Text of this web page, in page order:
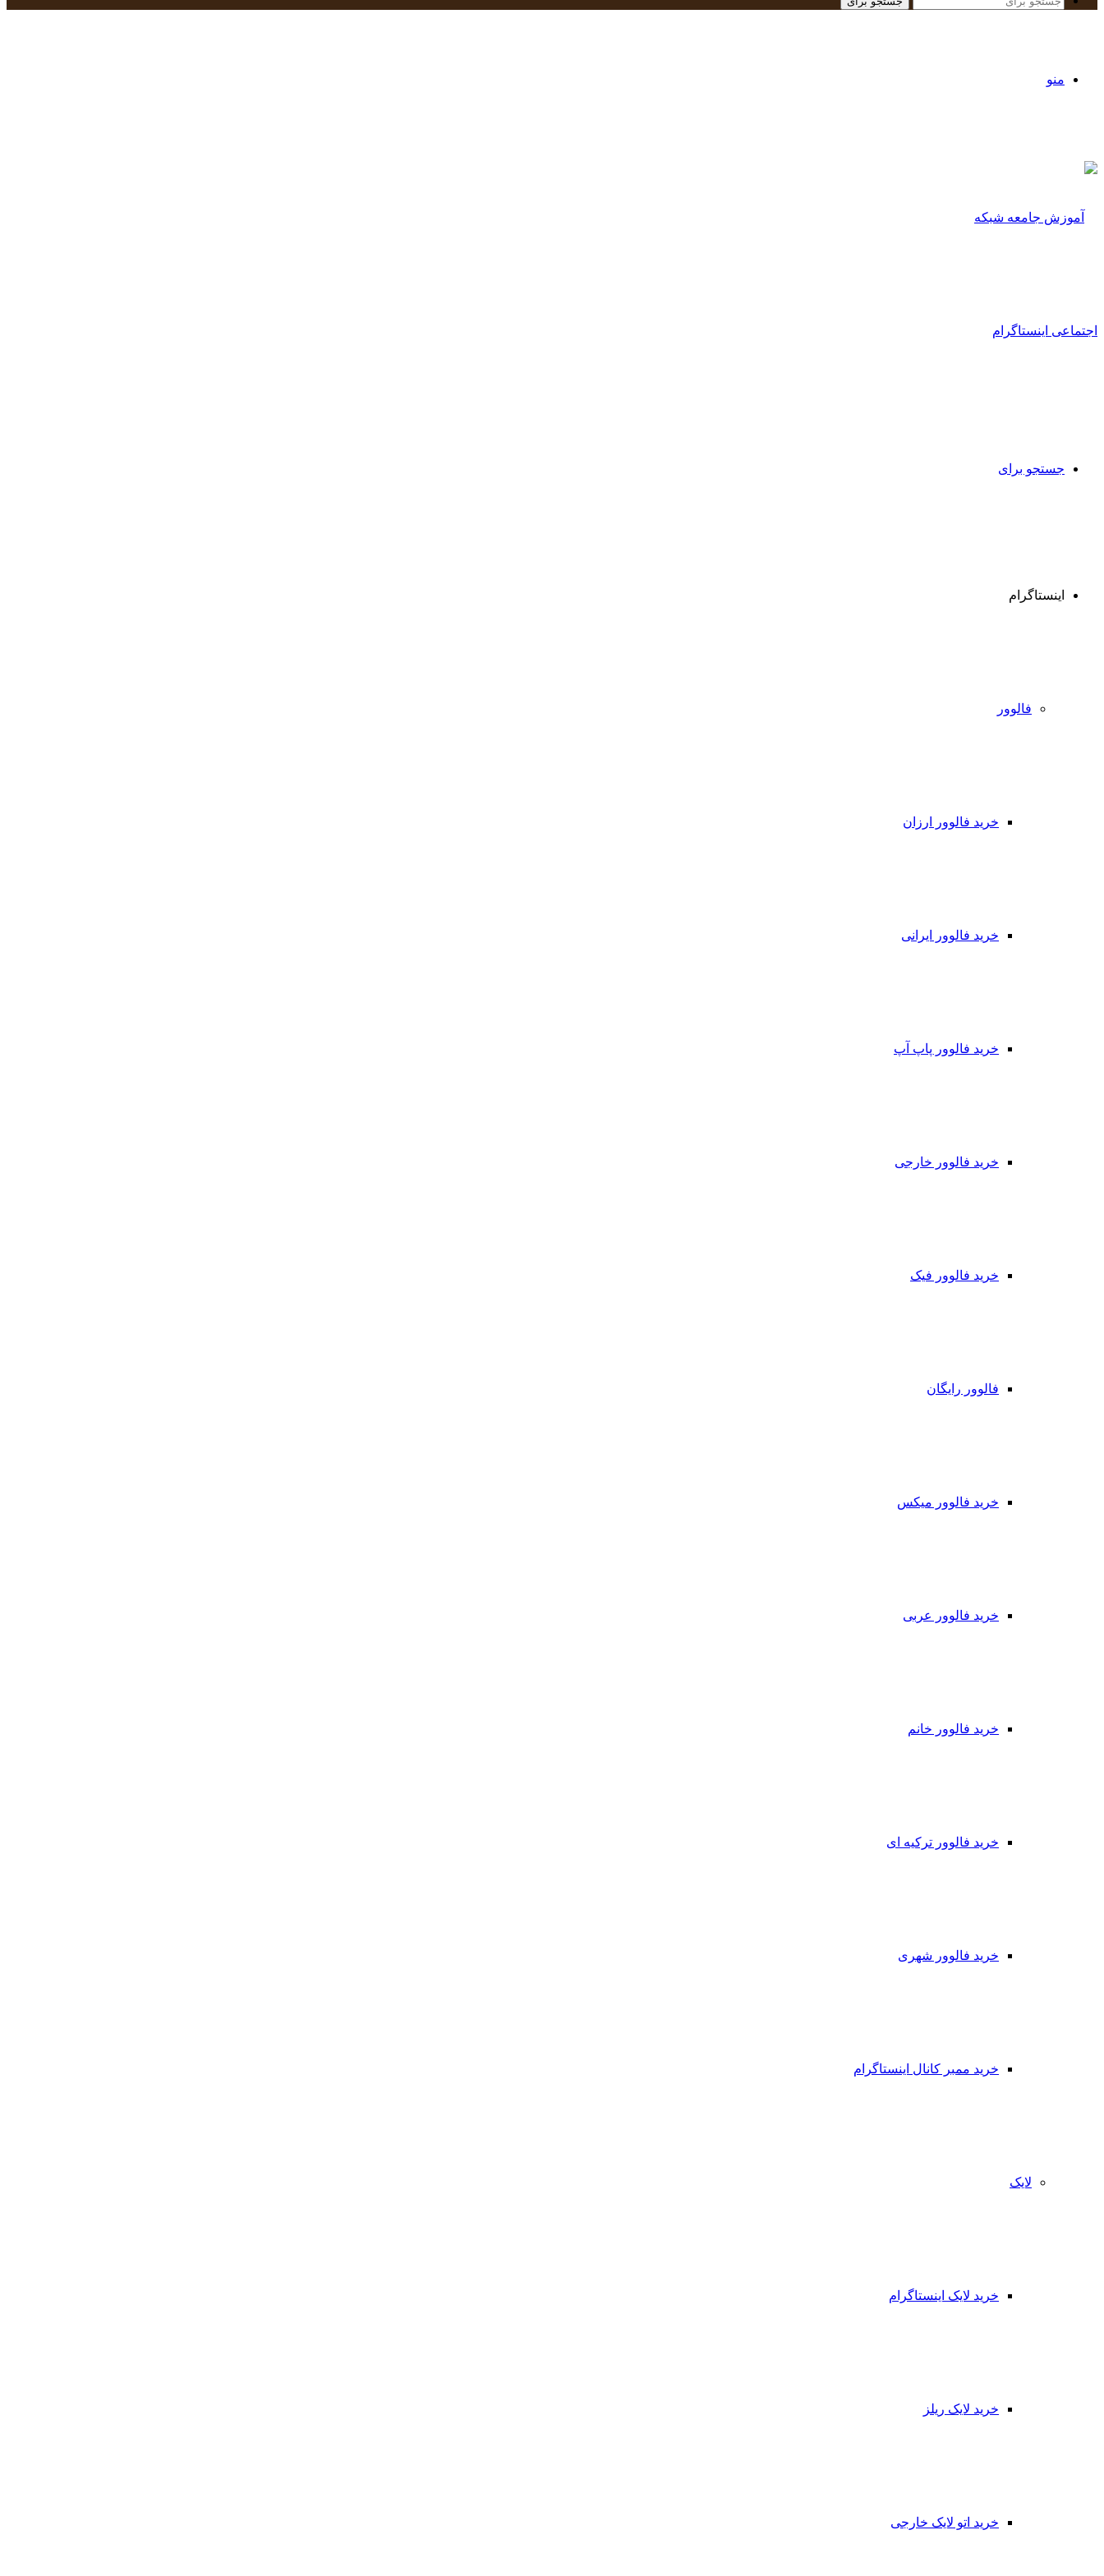
منو
جستجو برای
اینستاگرام
فالوور
خرید فالوور ارزان
خرید فالوور ایرانی
خرید فالوور پاپ آپ
خرید فالوور خارجی
خرید فالوور فیک
فالوور رایگان
خرید فالوور میکس
خرید فالوور عربی
خرید فالوور خانم
خرید فالوور ترکیه ای
خرید فالوور شهری
خرید ممبر کانال اینستاگرام
لایک
خرید لایک اینستاگرام
خرید لایک ریلز
خرید اتو لایک خارجی